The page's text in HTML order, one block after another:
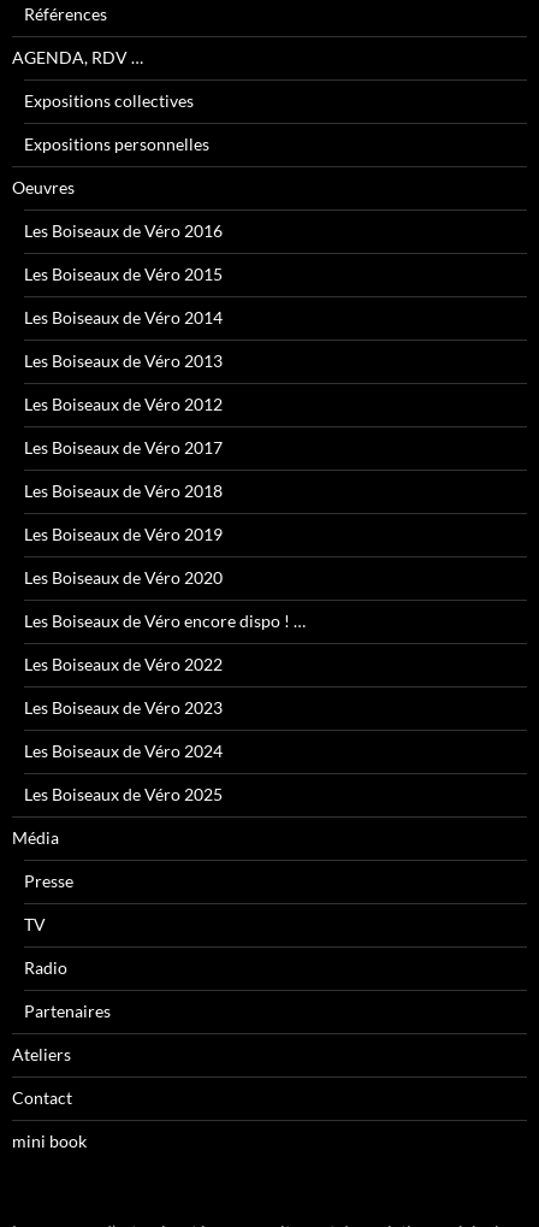
Références
AGENDA, RDV …
Expositions collectives
Expositions personnelles
Oeuvres
Les Boiseaux de Véro 2016
Les Boiseaux de Véro 2015
Les Boiseaux de Véro 2014
Les Boiseaux de Véro 2013
Les Boiseaux de Véro 2012
Les Boiseaux de Véro 2017
Les Boiseaux de Véro 2018
Les Boiseaux de Véro 2019
Les Boiseaux de Véro 2020
Les Boiseaux de Véro encore dispo ! …
Les Boiseaux de Véro 2022
Les Boiseaux de Véro 2023
Les Boiseaux de Véro 2024
Les Boiseaux de Véro 2025
Média
Presse
TV
Radio
Partenaires
Ateliers
Contact
mini book